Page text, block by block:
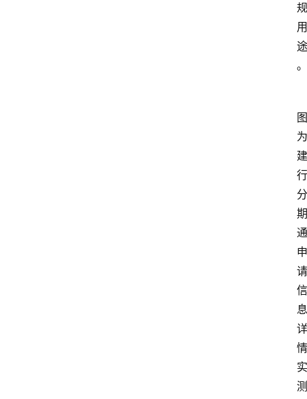
规
用
途
。
图
为
建
行
分
期
通
申
请
信
息
详
情
实
测